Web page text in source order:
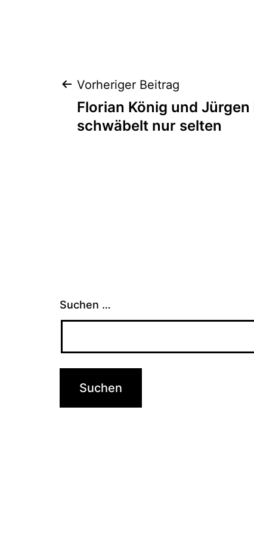
Vorheriger Beitrag
Florian König und Jürgen
schwäbelt nur selten
Suchen …